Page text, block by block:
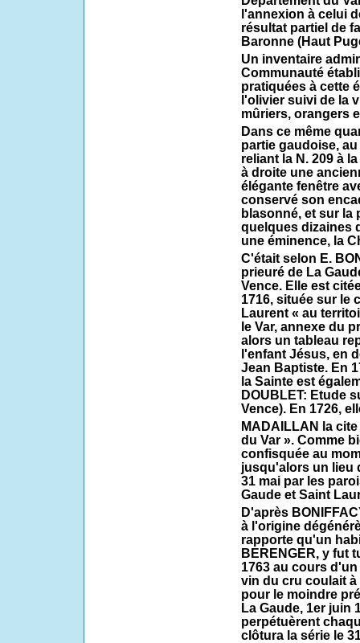
l'annexion à celui
résultat partiel de
Baronne (Haut
Un inventaire
Communauté
pratiquées à cette
l'olivier suivi de la
mûriers, orangers
Dans ce même
partie gaudoise,
reliant la N. 209 à
à droite une
élégante fenêtre
conservé son
blasonné, et sur la
quelques dizaines
une éminence, la
C'était selon E.
prieuré de La
Vence. Elle est
1716, située sur le
Laurent « au
le Var, annexe du
alors un tableau
l'enfant Jésus, en
Jean Baptiste. En
la Sainte est
DOUBLET: Etude
Vence). En 1726,
MADAILLAN la
du Var ». Comme
confisquée au
jusqu'alors un lieu
31 mai par les
Gaude et Saint
D'après
à l'origine
rapporte qu'un
BERENGER, y fut
1763 au cours
vin du cru coulait
pour le moindre
La Gaude, 1er juin
perpétuèrent
clôtura la série le